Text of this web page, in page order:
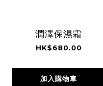
潤澤保濕霜
HK$680.00
加入購物車